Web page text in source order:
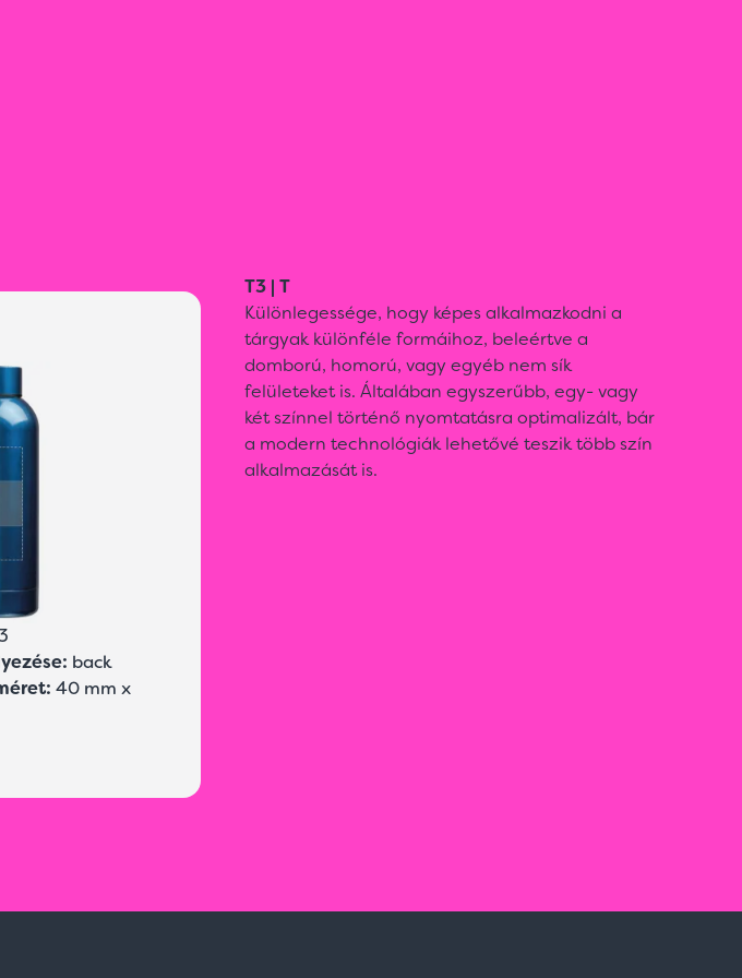
back
40 mm x
T3 | T
Különlegessége, hogy képes alkalmazkodni a
tárgyak különféle formáihoz, beleértve a
domború, homorú, vagy egyéb nem sík
felületeket is. Általában egyszerűbb, egy- vagy
két színnel történő nyomtatásra optimalizált, bár
a modern technológiák lehetővé teszik több szín
alkalmazását is.